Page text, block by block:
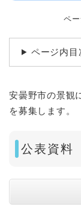
ペ
ページ内目
安曇野市の景観
を募集します。​
公表資料